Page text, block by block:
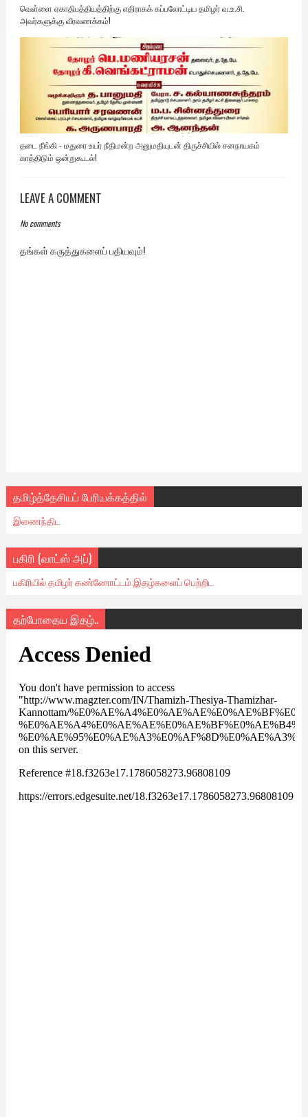
வெள்ளை ஏகாதிபத்தியத்திற்கு எதிராகக் கப்பலோட்டிய தமிழர் வ.உ.சி.
அவர்களுக்கு வீரவணக்கம்!
தடை நீங்கி - மதுரை உயர் நீதிமன்ற அனுமதியுடன் திருச்சியில் சனநாயகம்
காத்திடும் ஒன்றுகூடல்!
LEAVE A COMMENT
No comments
தங்கள் கருத்துகளைப் பதியவும்!
தமிழ்த்தேசியப் பேரியக்கத்தில்
இணைந்திட
பகிரி (வாட்ஸ் அப்)
பகிரியில் தமிழர் கண்ணோட்டம் இதழ்களைப் பெற்றிட
தற்போதைய இதழ்..